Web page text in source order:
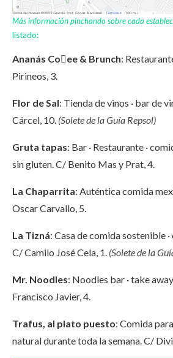
Más información pinchando sobre cada
listado:
Ananás Coee & Brunch:
Pirineos, 3.
Flor de Sal: Tienda de vinos · bar de
Cárcel, 10. (Solete de la Guía Repsol)
Gruta tapas: Bar · Restaurante ·
sin gluten. C/ Benito Mas y Prat, 4.
La Chaparrita: Auténtica comida
Oscar Carvallo, 5.
La Tizná: Casa de comida sostenible
C/ Camilo José Cela, 1. (Solete de la
Mr. Noodles: Noodles bar · take
Francisco Javier, 4.
Trafus, al plato puesto: Comida
natural durante toda la semana. C/